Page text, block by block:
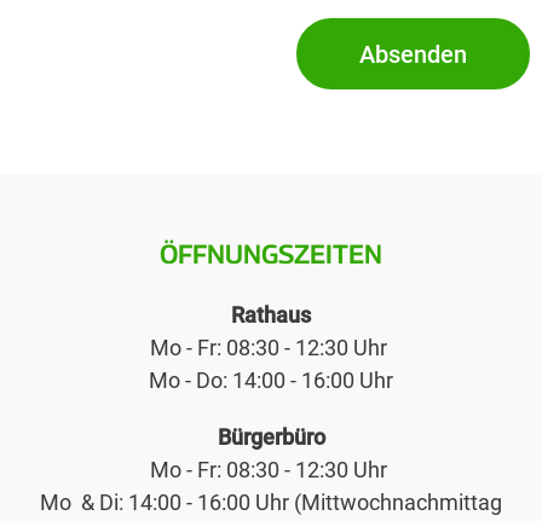
Absenden
ÖFFNUNGSZEITEN
Rathaus
Mo - Fr: 08:30 - 12:30 Uhr
Mo - Do: 14:00 - 16:00 Uhr
Bürgerbüro
Mo - Fr: 08:30 - 12:30 Uhr
Mo & Di: 14:00 - 16:00 Uhr (Mittwochnachmittag